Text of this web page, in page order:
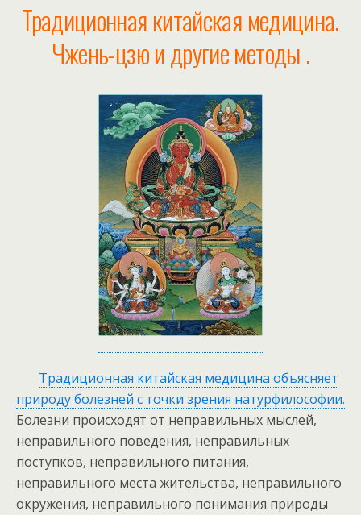
Традиционная китайская медицина.
Чжень-цзю и другие методы .
Традиционная китайская медицина объясняет
природу болезней с точки зрения натурфилософии.
Болезни происходят от неправильных мыслей,
неправильного поведения, неправильных
поступков, неправильного питания,
неправильного места жительства, неправильного
окружения, неправильного понимания природы